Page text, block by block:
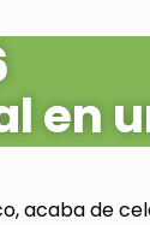
en
acaba de